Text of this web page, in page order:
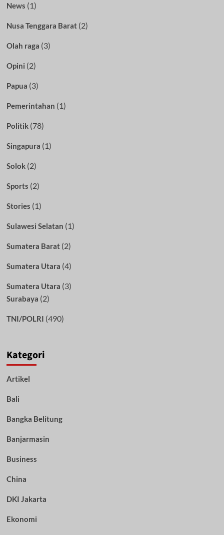
News (1)
Nusa Tenggara Barat(2)
Olah raga (3)
Opini (2)
Papua (3)
Pemerintahan (1)
Politik(78)
Singapura (1)
Solok(2)
Sports (2)
Stories (1)
Sulawesi Selatan (1)
Sumatera Barat(2)
Sumatera Utara (4)
Sumatera Utara (3)
Surabaya (2)
TNI/POLRI (490)
Kategori
Artikel
Bali
Bangka Belitung
Banjarmasin
Business
China
DKI Jakarta
Ekonomi